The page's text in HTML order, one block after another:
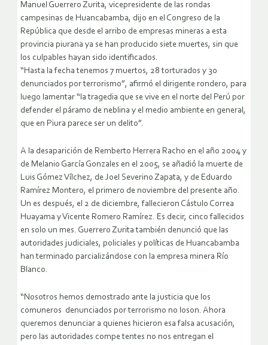
Manuel Guerrero Zurita, vicepresidente de las rondas
campesinas de Huancabamba, dijo en el Congreso de la
República que desde el arribo de empresas mineras a esta
provincia piurana ya se han producido siete muertes, sin que
los culpables hayan sido identificados.
“Hasta la fecha tenemos 7 muertos, 28 torturados y 30
denunciados por terrorismo”, afirmó el dirigente rondero, para
luego lamentar “la tragedia que se vive en el norte del Perú por
defender el páramo de neblina y el medio ambiente en general,
que en Piura parece ser un delito”.
A la desaparición de Remberto Herrera Racho en el año 2004 y
de Melanio García Gonzales en el 2005, se añadió la muerte de
Luis Gómez Vílchez, de Joel Severino Zapata, y de Eduardo
Ramírez Montero, el primero de noviembre del presente año.
Un es después, el 2 de diciembre, fallecieron Cástulo Correa
Huayama y Vicente Romero Ramírez. Es decir, cinco fallecidos
en solo un mes. Guerrero Zurita también denunció que las
autoridades judiciales, policiales y políticas de Huancabamba
han terminado parcializándose con la empresa minera Río
Blanco.
“Nosotros hemos demostrado ante la justicia que los
comuneros denunciados por terrorismo no loson. Ahora
queremos denunciar a quienes hicieron esa falsa acusación,
pero las autoridades compe tentes no nos entregan el